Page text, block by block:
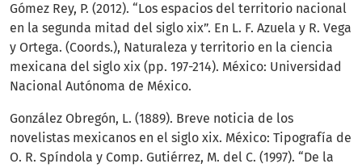
Gómez Rey, P. (2012). “Los espacios del territorio nacional
en la segunda mitad del siglo xix”. En L. F. Azuela y R. Vega
y Ortega. (Coords.), Naturaleza y territorio en la ciencia
mexicana del siglo xix (pp. 197-214). México: Universidad
Nacional Autónoma de México.
González Obregón, L. (1889). Breve noticia de los
novelistas mexicanos en el siglo xix. México: Tipografía de
O. R. Spíndola y Comp. Gutiérrez, M. del C. (1997). “De la